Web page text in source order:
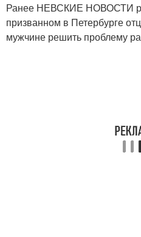
Ранее НЕВСКИЕ НОВОСТИ
призванном в Петербурге
мужчине решить проблему